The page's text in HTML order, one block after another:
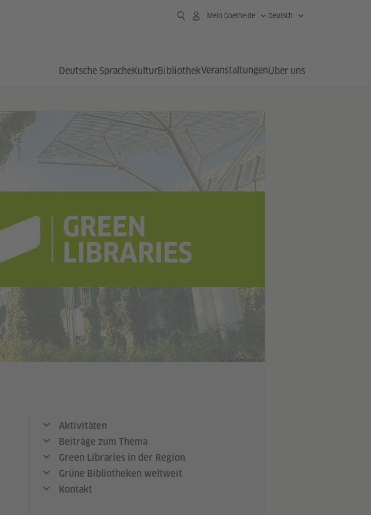
Mein Goethe.de Deutsch
Deutsche SpracheKulturBibliothekVeranstaltungenÜber uns
© Goethe-Institut
Aktivitäten
Beiträge zum Thema
Green Libraries in der Region
Grüne Bibliotheken weltweit
Kontakt